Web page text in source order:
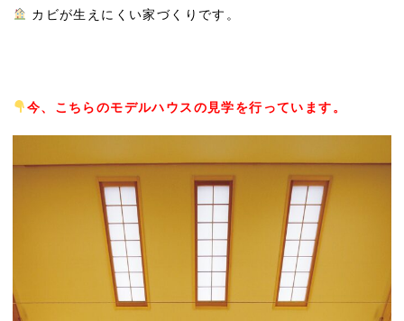
カビが生えにくい家づくりです。
今、こちらのモデルハウスの見学を行っています。